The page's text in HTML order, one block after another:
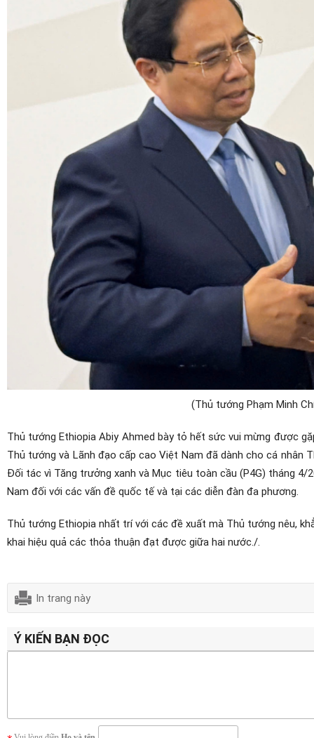
(Thủ tướng Phạm Minh
Thủ tướng Ethiopia Abiy Ahmed bày tỏ hết sức vui mừng được
Thủ tướng và Lãnh đạo cấp cao Việt Nam đã dành cho cá nhân
Đối tác vì Tăng trưởng xanh và Mục tiêu toàn cầu (P4G) tháng
Nam đối với các vấn đề quốc tế và tại các diễn đàn đa phương.
Thủ tướng Ethiopia nhất trí với các đề xuất mà Thủ tướng nêu,
khai hiệu quả các thỏa thuận đạt được giữa hai nước./.
In trang này
Ý KIẾN BẠN ĐỌC